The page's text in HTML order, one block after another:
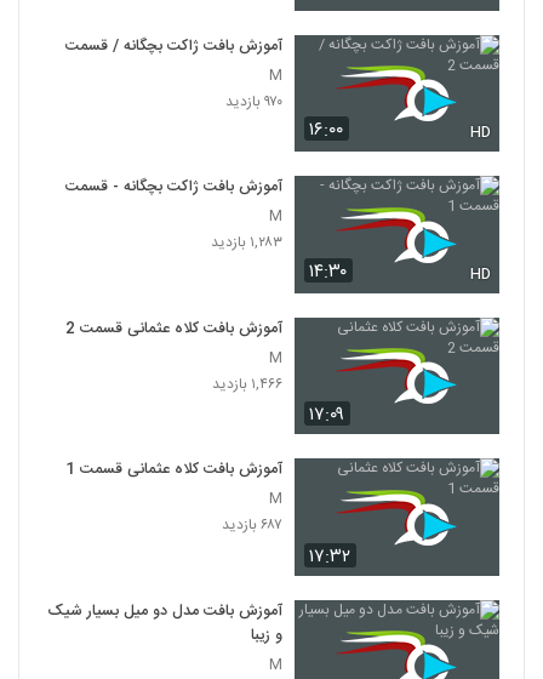
۱۶:۰۰ HD
آموزش بافت ژاکت بچگانه / قسمت 2
M
۹۷۰ بازدید
۱۴:۳۰ HD
آموزش بافت ژاکت بچگانه - قسمت 1
M
۱,۲۸۳ بازدید
۱۷:۰۹
آموزش بافت کلاه عثمانی قسمت 2
M
۱,۴۶۶ بازدید
۱۷:۳۲
آموزش بافت کلاه عثمانی قسمت 1
M
۶۸۷ بازدید
آموزش بافت مدل دو میل بسیار شیک
و زیبا
M